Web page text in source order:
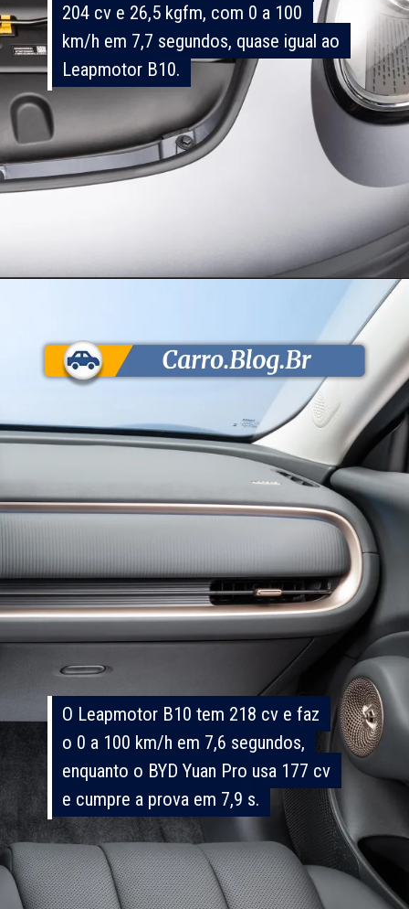
204 cv e 26,5 kgfm, com 0 a 100
km/h em 7,7 segundos, quase igual ao
Leapmotor B10.
204 cv e 26,5 kgfm, com 0 a 100
km/h em 7,7 segundos, quase igual ao
Leapmotor B10.
O Leapmotor B10 tem 218 cv e faz
o 0 a 100 km/h em 7,6 segundos,
enquanto o BYD Yuan Pro usa 177 cv
e cumpre a prova em 7,9 s.
O Leapmotor B10 tem 218 cv e faz
o 0 a 100 km/h em 7,6 segundos,
enquanto o BYD Yuan Pro usa 177 cv
e cumpre a prova em 7,9 s.